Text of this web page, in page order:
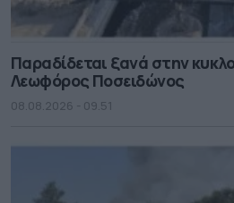
Παραδίδεται ξανά στην
Λεωφόρος Ποσειδώνος
08.08.2026 - 09.51